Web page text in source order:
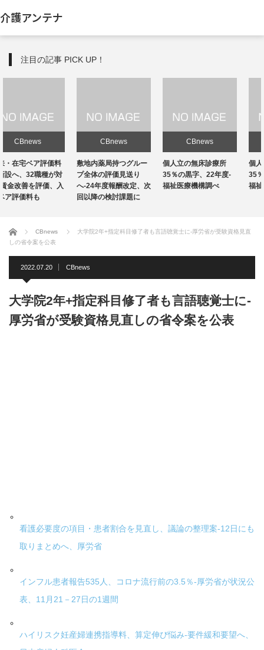
介護アンテナ
注目の記事 PICK UP！
CBnews
敷地内薬局持つグルー
プ全体の評価見送り
へ-24年度報酬改定、次
回以降の検討課題に
CBnews
個人立の無床診療所
35％の黒字、22年度-
福祉医療機構調べ
CBnews
個人立の無床診療所
35％の黒字、22年度-
福祉医療機構調べ
ホーム CBnews
大学院2年+指定科目修了者も言語聴覚士に-厚労省が受験資格見直
しの省令案を公表
2022.07.20 CBnews
大学院2年+指定科目修了者も言語聴覚士に-
厚労省が受験資格見直しの省令案を公表
看護必要度の項目・患者割合を見直し、議論の整理案-12日にも
取りまとめへ、厚労省
インフル患者報告535人、コロナ流行前の3.5％-厚労省が状況公
表、11月21－27日の1週間
ハイリスク妊産婦連携指導料、算定伸び悩み-要件緩和要望へ、